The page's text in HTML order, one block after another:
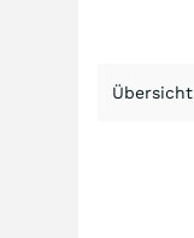
Übersicht